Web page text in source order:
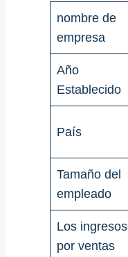
nombre de
empresa
Año
Establecido
País
Tamaño del
empleado
Los ingresos
por ventas